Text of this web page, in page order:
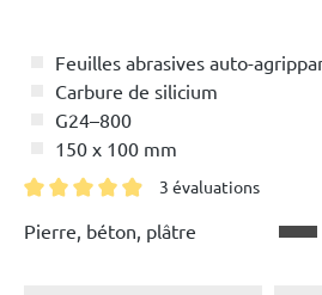
Feuilles abrasives auto-
Carbure de silicium
G24–800
150 x 100 mm
3 évaluations
Pierre, béton, plâtre